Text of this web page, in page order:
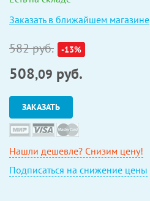
Заказать в ближайшем магазине
582 руб. -13%
508,09 руб.
ЗАКАЗАТЬ
Нашли дешевле? Снизим цену!
Подписаться на снижение цены